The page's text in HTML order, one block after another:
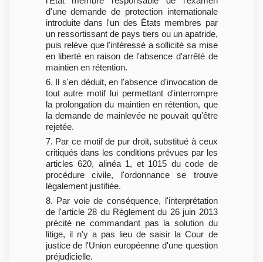
d'une demande de protection internationale
introduite dans l'un des États membres par
un ressortissant de pays tiers ou un apatride,
puis relève que l'intéressé a sollicité sa mise
en liberté en raison de l'absence d'arrêté de
maintien en rétention.
6. Il s'en déduit, en l'absence d'invocation de
tout autre motif lui permettant d'interrompre
la prolongation du maintien en rétention, que
la demande de mainlevée ne pouvait qu'être
rejetée.
7. Par ce motif de pur droit, substitué à ceux
critiqués dans les conditions prévues par les
articles 620, alinéa 1, et 1015 du code de
procédure civile, l'ordonnance se trouve
légalement justifiée.
8. Par voie de conséquence, l'interprétation
de l'article 28 du Règlement du 26 juin 2013
précité ne commandant pas la solution du
litige, il n'y a pas lieu de saisir la Cour de
justice de l'Union européenne d'une question
préjudicielle.